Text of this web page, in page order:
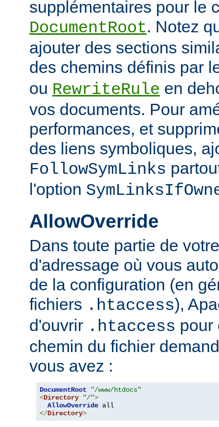
supplémentaires pour le
DocumentRoot. Notez
ajouter des sections
des chemins définis par
ou RewriteRule en
vos documents. Pour
performances, et
des liens symboliques,
FollowSymLinks
l'option
AllowOverride
Dans toute partie de
d'adressage où vous
de la configuration (en
fichiers .htaccess),
d'ouvrir .htaccess pour
chemin du fichier
vous avez :
DocumentRoot
"/www/htdocs"
<Directory "/">
AllowOverride
</Directory>